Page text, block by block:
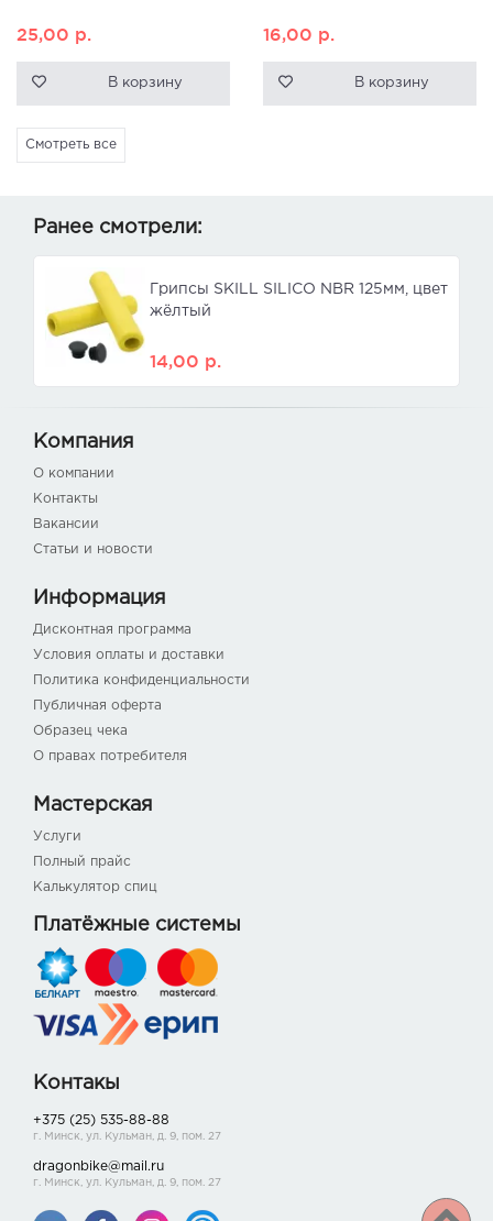
25,00 р.
В корзину
16,00 р.
В корзину
Смотреть все
Ранее смотрели:
Грипсы SKILL SILICO NBR 125мм, цвет
жёлтый
14,00 р.
Компания
О компании
Контакты
Вакансии
Статьи и новости
Информация
Дисконтная программа
Условия оплаты и доставки
Политика конфиденциальности
Публичная оферта
Образец чека
О правах потребителя
Мастерская
Услуги
Полный прайс
Калькулятор спиц
Платёжные системы
Контакы
+375 (25) 535-88-88
г. Минск, ул. Кульман, д. 9, пом. 27
dragonbike@mail.ru
г. Минск, ул. Кульман, д. 9, пом. 27